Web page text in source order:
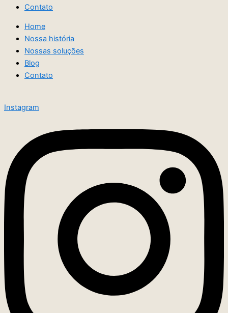
Contato
Home
Nossa história
Nossas soluções
Blog
Contato
Instagram